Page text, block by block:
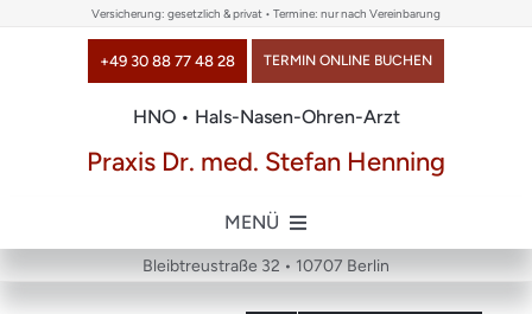
Versicherung: gesetzlich & privat • Termine: nur nach Vereinbarung
HNO • Hals-Nasen-Ohren-Arzt
+49 30 88 77 48 28 TERMIN ONLINE BUCHEN
Praxis Dr. med. Stefan Henning
MENÜ
Home
Bleibtreustraße 32 • 10707 Berlin